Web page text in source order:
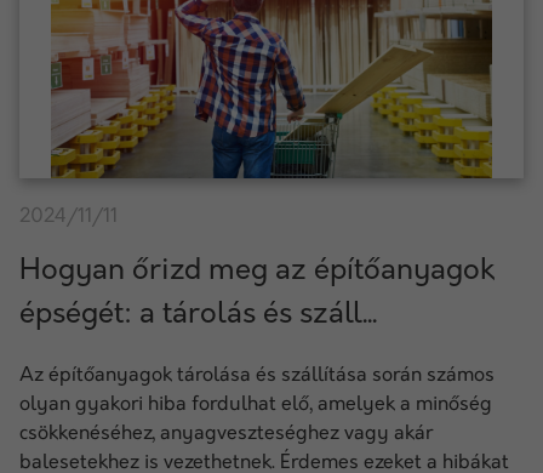
2024/11/11
Hogyan őrizd meg az építőanyagok
épségét: a tárolás és száll...
Az építőanyagok tárolása és szállítása során számos
olyan gyakori hiba fordulhat elő, amelyek a minőség
csökkenéséhez, anyagveszteséghez vagy akár
balesetekhez is vezethetnek. Érdemes ezeket a hibákat